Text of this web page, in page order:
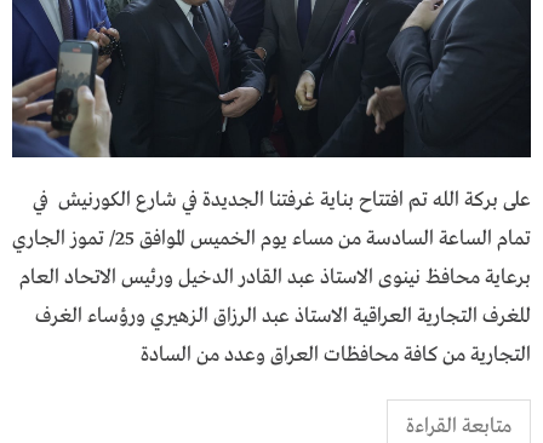
على بركة الله تم افتتاح بناية غرفتنا الجديدة في شارع الكورنيش في
تمام الساعة السادسة من مساء يوم الخميس الموافق 25/ تموز الجاري
برعاية محافظ نينوى الاستاذ عبد القادر الدخيل ورئيس الاتحاد العام
للغرف التجارية العراقية الاستاذ عبد الرزاق الزهيري ورؤساء الغرف
التجارية من كافة محافظات العراق وعدد من السادة
متابعة القراءة